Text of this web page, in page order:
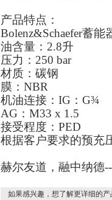
产品特点：
Bolenz&Schaefer蓄能
油含量：2.8升
压力：250 bar
材质：碳钢
膜：NBR
机油连接：IG：G¾
AG：M33 x 1.5
接受程度：PED
根据客户要求的预充
赫尔友道，融中纳德
如果感兴趣，想了解更详细的